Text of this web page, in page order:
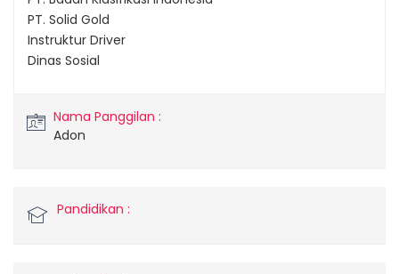
PT. Solid Gold
Instruktur Driver
Dinas Sosial
Nama Panggilan :
Adon
Pandidikan :